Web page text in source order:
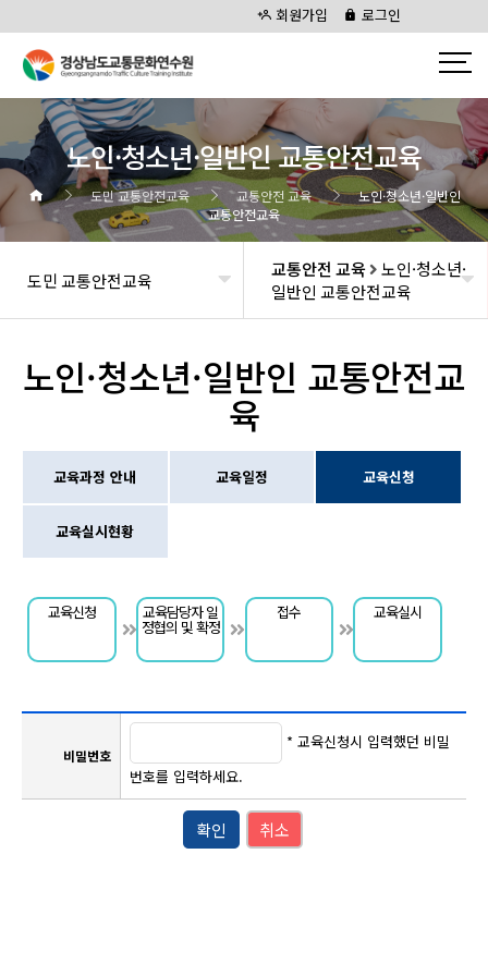
회원가입 로그인
노인·청소년·일반인 교통안전교육
도민 교통안전교육 교통안전 교육
노인·청소년·일반인
교통안전교육
도민 교통안전교육 교통안전 교육
노인·청소년·
일반인 교통안전교육
노인·청소년·일반인 교통안전교
육
교육과정 안내 교육일정 교육신청
교육실시현황
교육신청 교육담당자 일
정협의 및 확정
접수 교육실시
비밀번호
* 교육신청시 입력했던 비밀
번호를 입력하세요.
확인 취소